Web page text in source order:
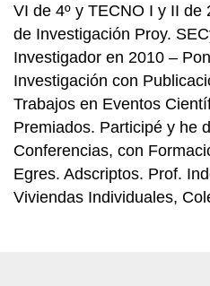
VI de 4º y TECNO I y II de
de Investigación Proy.
Investigador en 2010 –
Investigación con
Trabajos en Eventos
Premiados. Participé y he
Conferencias, con
Egres. Adscriptos. Prof.
Viviendas Individuales,